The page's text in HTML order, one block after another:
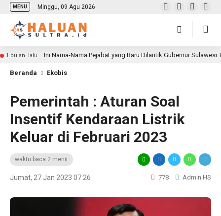
MENU Minggu, 09 Agu 2026
1 bulan lalu Ini Nama-Nama Pejabat yang Baru Dilantik Gubernur Sulawesi
Beranda Ekobis
Pemerintah : Aturan Soal
Insentif Kendaraan Listrik
Keluar di Februari 2023
waktu baca 2 menit
Jumat, 27 Jan 2023 07:26 778 Admin HS